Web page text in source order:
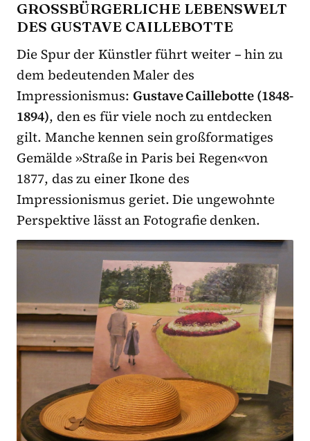
GROSSBÜRGERLICHE LEBENSWELT D
ES GUSTAVE CAILLEBOTTE
Die Spur der Künstler führt weiter – hin zu
dem bedeutenden Maler des
Impressionismus: Gustave Caillebotte (1848-
1894), den es für viele noch zu entdecken
gilt. Manche kennen sein großformatiges
Gemälde »Straße in Paris bei Regen«von
1877, das zu einer Ikone des
Impressionismus geriet. Die ungewohnte
Perspektive lässt an Fotografie denken.